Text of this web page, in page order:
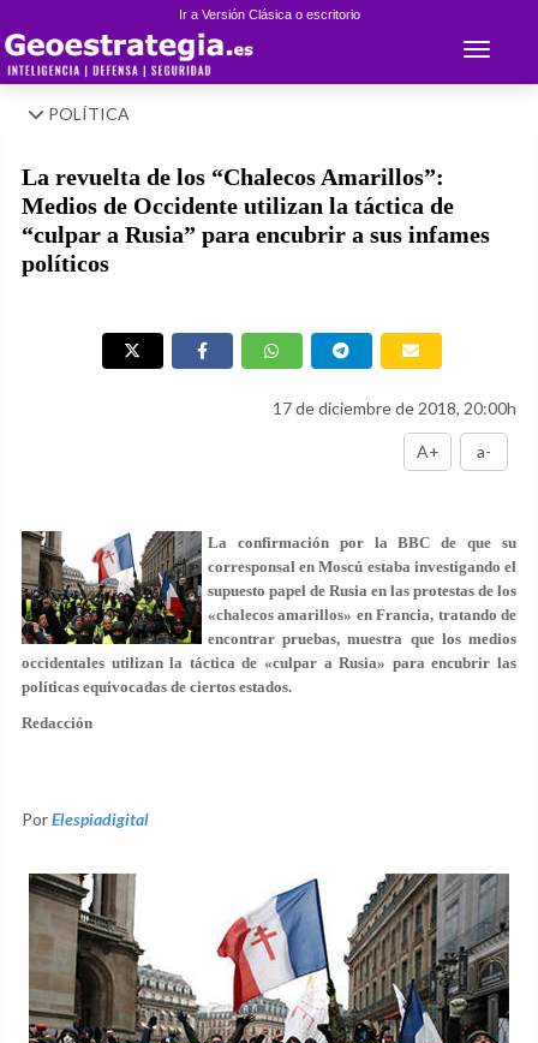
Ir a Versión Clásica o escritorio
Toggle
POLÍTICA
La revuelta de los “Chalecos Amarillos”:
Medios de Occidente utilizan la táctica de
“culpar a Rusia” para encubrir a sus infames
políticos
17 de diciembre de 2018, 20:00h
A+ a-
La confirmación por la BBC de que su
corresponsal en Moscú estaba investigando el
supuesto papel de Rusia en las protestas de los
«chalecos amarillos» en Francia, tratando de
encontrar pruebas, muestra que los medios
occidentales utilizan la táctica de «culpar a Rusia» para encubrir las
políticas equivocadas de ciertos estados.
Redacción
PorElespiadigital